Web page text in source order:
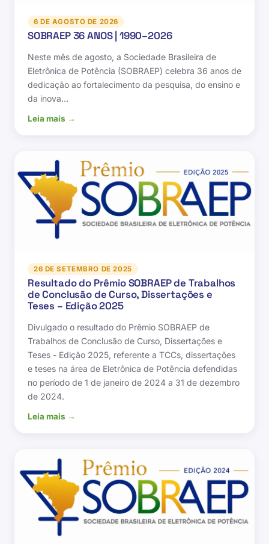
6 DE AGOSTO DE 2026
SOBRAEP 36 ANOS | 1990–2026
Neste mês de agosto, a Sociedade Brasileira de
Eletrônica de Potência (SOBRAEP) celebra 36 anos de
dedicação ao fortalecimento da pesquisa, do ensino e
da inova…
Leia mais →
26 DE SETEMBRO DE 2025
Resultado do Prêmio SOBRAEP de Trabalhos
de Conclusão de Curso, Dissertações e
Teses – Edição 2025
Divulgado o resultado do Prêmio SOBRAEP de
Trabalhos de Conclusão de Curso, Dissertações e
Teses - Edição 2025, referente a TCCs, dissertações
e teses na área de Eletrônica de Potência defendidas
no período de 1 de janeiro de 2024 a 31 de dezembro
de 2024.
Leia mais →